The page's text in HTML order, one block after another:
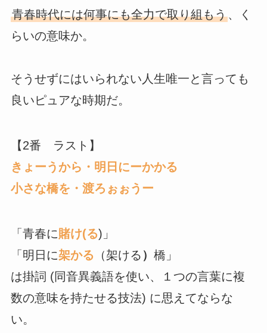
青春時代には何事にも全力で取り組もう、く
らいの意味か。
そうせずにはいられない人生唯一と言っても
良いピュアな時期だ。
【2番 ラスト】
きょーうから・明日にーかかる
小さな橋を・渡ろぉぉうー
「青春に賭け(る)」
「明日に架かる （架ける ） 橋」
は掛詞 (同音異義語を使い、１つの言葉に複
数の意味を持たせる技法) に思えてならな
い。